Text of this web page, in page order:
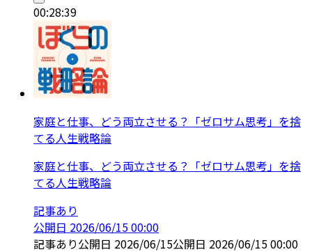
00:28:39
家庭と仕事、どう両立させる？「ゼロサム思考」を捨
てる人生戦略論
家庭と仕事、どう両立させる？「ゼロサム思考」を捨
てる人生戦略論
記事あり
公開日 2026/06/15 00:00
記事あり公開日 2026/06/15公開日 2026/06/15 00:00